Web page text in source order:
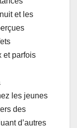
et les
et parfois
les jeunes
des
d’autres